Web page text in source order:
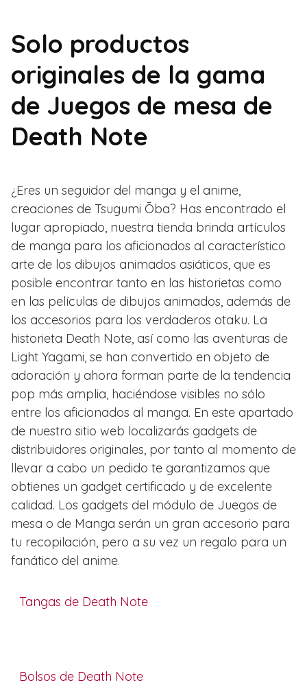
Solo productos
originales de la gama
de Juegos de mesa de
Death Note
¿Eres un seguidor del manga y el anime,
creaciones de Tsugumi Ōba? Has encontrado el
lugar apropiado, nuestra tienda brinda artículos
de manga para los aficionados al característico
arte de los dibujos animados asiáticos, que es
posible encontrar tanto en las historietas como
en las películas de dibujos animados, además de
los accesorios para los verdaderos otaku. La
historieta Death Note, así como las aventuras de
Light Yagami, se han convertido en objeto de
adoración y ahora forman parte de la tendencia
pop más amplia, haciéndose visibles no sólo
entre los aficionados al manga. En este apartado
de nuestro sitio web localizarás gadgets de
distribuidores originales, por tanto al momento de
llevar a cabo un pedido te garantizamos que
obtienes un gadget certificado y de excelente
calidad. Los gadgets del módulo de Juegos de
mesa o de Manga serán un gran accesorio para
tu recopilación, pero a su vez un regalo para un
fanático del anime.
Tangas de Death Note
Bolsos de Death Note